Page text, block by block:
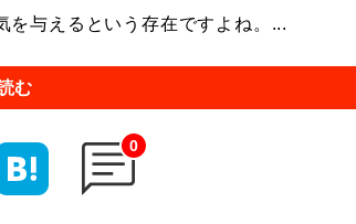
与えるという存在ですよね。...
む
0